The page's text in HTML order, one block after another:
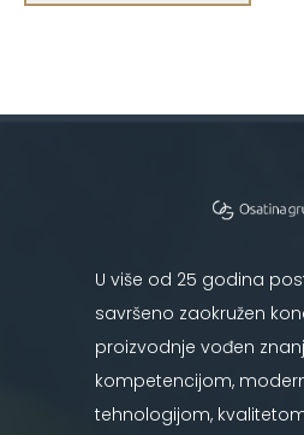
U više od 25 godina
savršeno zaokružen
proizvodnje vođen
kompetencijom,
tehnologijom,